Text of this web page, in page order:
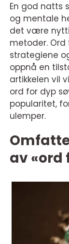
En god natts
og mentale
det være
metoder. Ord
strategiene
oppnå en
artikkelen vil
ord for dyp
popularitet,
ulemper.
av «ord